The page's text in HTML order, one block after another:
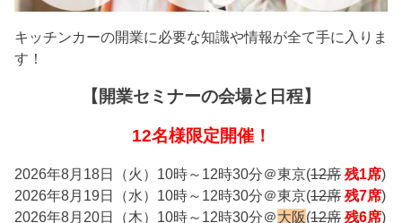
キッチンカーの開業に必要な知識や情報が全て手に入りま
す！
【開業セミナーの会場と日程】
12名様限定開催！
2026年8月18日（火）10時～12時30分＠東京(12席 残1席)
2026年8月19日（水）10時～12時30分＠東京(12席 残7席)
2026年8月20日（木）10時～12時30分＠大阪(12席 残6席)